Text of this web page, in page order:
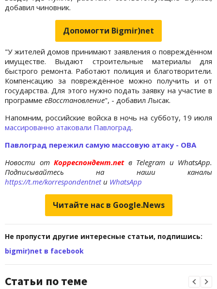
добавил чиновник.
Допомогти Bigmir)net
"У жителей домов принимают заявления о повреждённом
имуществе. Выдают строительные материалы для
быстрого ремонта. Работают полиция и благотворители.
Компенсацию за повреждённое можно получить и от
государства. Для этого нужно подать заявку на участие в
программе еВосстановление", - добавил Лысак.
Напомним, российские войска в ночь на субботу, 19 июля
массированно атаковали Павлоград.
Павлоград пережил самую массовую атаку - ОВА
Новости отКорреспондент.net в Telegram и WhatsApp.
Подписывайтесь на наши каналы
https://t.me/korrespondentnetи WhatsApp
Читайте нас в Google.News
Не пропусти другие интересные статьи, подпишись:
bigmir)net в facebook
Статьи по теме